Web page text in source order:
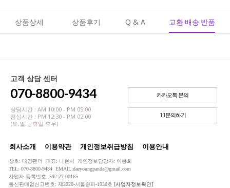
상품상세 상품후기 Q & A 교환·배송·반품
고객 상담 센터
070-8800-9434
상담시간 : AM 10:00 - PM 05:00
점심시간 : PM 12:30 - PM 02:00
(토,일,공휴일 휴무)
카카오톡 문의
1:1문의하기
회사소개 이용약관 개인정보취급방침 이용안내
상호: 대영팬더 대표: 나현서 개인정보담당자: 이봉희
TEL: 070-8800-9434 EMAIL:daeyoungpanda@gmail.com
사업자 등록번호: 592-27-00165
통신판매업신고번호: 제2020-서울송파-1930호 [사업자정보확인]